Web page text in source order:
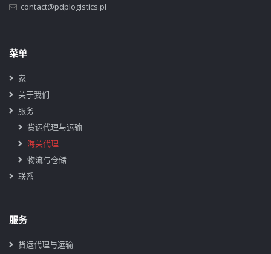
菜单
家
关于我们
服务
货运代理与运输
海关代理
物流与仓储
联系
服务
货运代理与运输